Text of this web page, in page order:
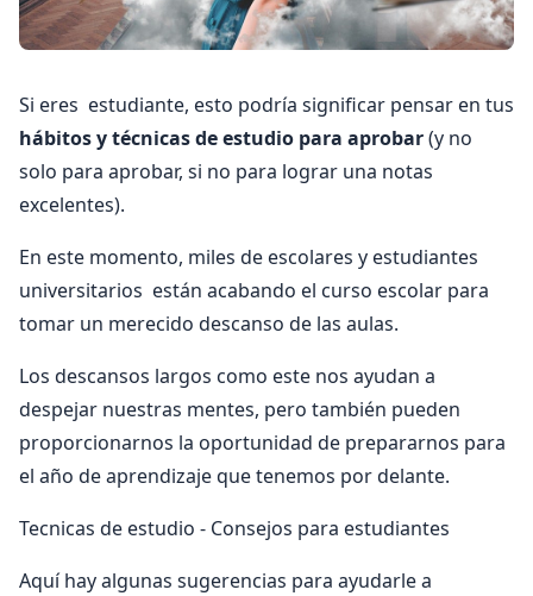
Si eres estudiante, esto podría significar pensar en tus
hábitos y técnicas de estudio para aprobar(y no
solo para aprobar, si no para lograr una notas
excelentes).
En este momento, miles de escolares y estudiantes
universitarios están acabando el curso escolar para
tomar un merecido descanso de las aulas.
Los descansos largos como este nos ayudan a
despejar nuestras mentes, pero también pueden
proporcionarnos la oportunidad de prepararnos para
el año de aprendizaje que tenemos por delante.
Tecnicas de estudio - Consejos para estudiantes
Aquí hay algunas sugerencias para ayudarle a